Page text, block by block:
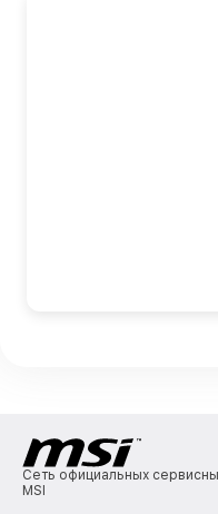
Сеть официальных
MSI